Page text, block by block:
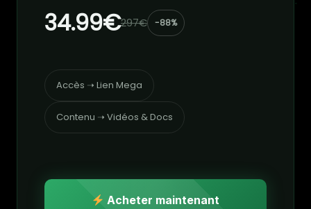
34.99€297€ -88%
Accès ➝ Lien Mega
Contenu ➝ Vidéos & Docs
Acheter maintenant